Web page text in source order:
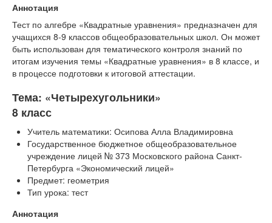
Аннотация
Тест по алгебре «Квадратные уравнения» предназначен для
учащихся 8-9 классов общеобразовательных школ. Он может
быть использован для тематического контроля знаний по
итогам изучения темы «Квадратные уравнения» в 8 классе, и
в процессе подготовки к итоговой аттестации.
Тема: «Четырехугольники»
8 класс
Учитель математики: Осипова Алла Владимировна
Государственное бюджетное общеобразовательное
учреждение лицей № 373 Московского района Санкт-
Петербурга «Экономический лицей»
Предмет: геометрия
Тип урока: тест
Аннотация